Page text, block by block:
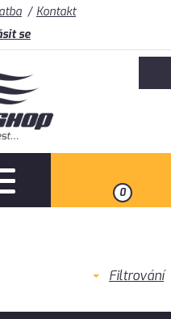
Kontakt
se
0
Filtrování